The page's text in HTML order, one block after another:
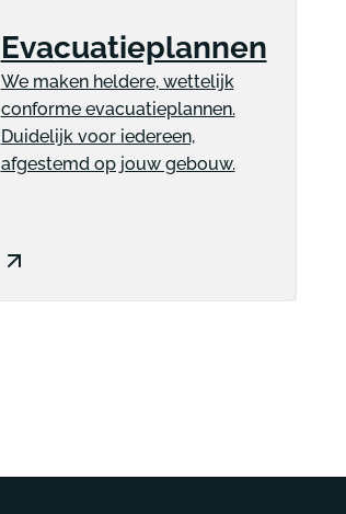
Evacuatieplannen
We maken heldere, wettelijk
conforme evacuatieplannen.
Duidelijk voor iedereen,
afgestemd op jouw gebouw.